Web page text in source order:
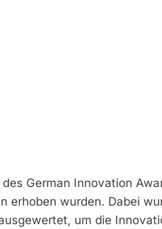
German Innovation
erhoben wurden. Dabei
um die